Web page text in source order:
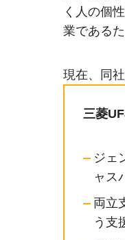
く人の個
業である
現在、同
三菱
ジェ
ャス
両立
う支